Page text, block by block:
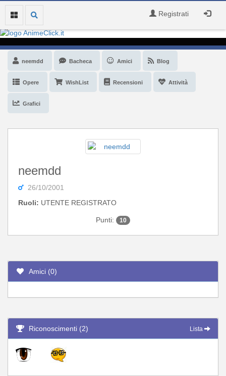
Registrati
neemdd Bacheca Amici Blog
Opere WishList Recensioni Attività
Grafici
neemdd
26/10/2001
Ruoli: UTENTE REGISTRATO
Punti: 10
Amici (0)
Riconoscimenti (2) Lista